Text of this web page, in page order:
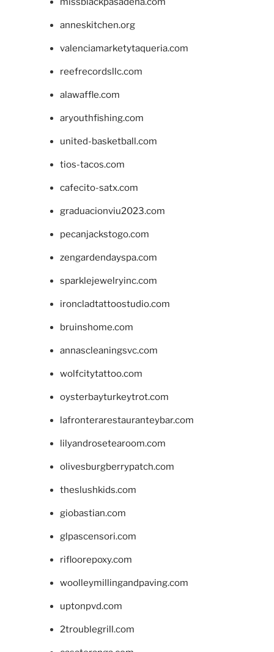
anneskitchen.org
valenciamarketytaqueria.com
reefrecordsllc.com
alawaffle.com
aryouthfishing.com
united-basketball.com
tios-tacos.com
cafecito-satx.com
graduacionviu2023.com
pecanjackstogo.com
zengardendayspa.com
sparklejewelryinc.com
ironcladtattoostudio.com
bruinshome.com
annascleaningsvc.com
wolfcitytattoo.com
oysterbayturkeytrot.com
lafronterarestauranteybar.com
lilyandrosetearoom.com
olivesburgberrypatch.com
theslushkids.com
giobastian.com
glpascensori.com
rifloorepoxy.com
woolleymillingandpaving.com
uptonpvd.com
2troublegrill.com